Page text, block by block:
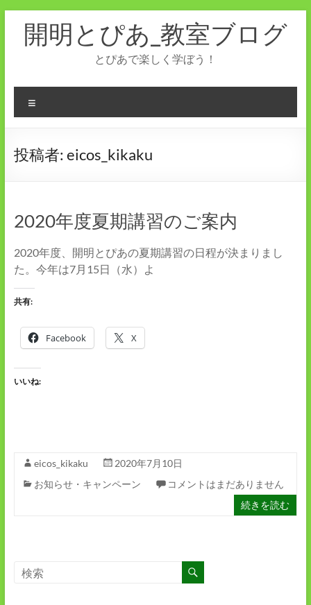
へ
開明とぴあ_教室ブログ
とぴあで楽しく学ぼう！
ニ
ー
投稿者: eicos_kikaku
2020年度夏期講習のご案内
2020年度、開明とぴあの夏期講習の日程が決まりまし
た。今年は7月15日（水）よ
共有:
Facebook X
いいね:
eicos_kikaku
2020年7月10日
お知らせ・キャンペーン
コメントはまだありません
続きを読む